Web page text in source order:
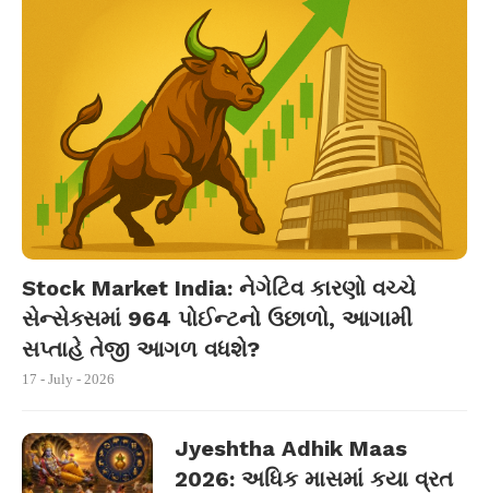
Stock Market India: નેગેટિવ કારણો વચ્ચે
સેન્સેક્સમાં 964 પોઈન્ટનો ઉછાળો, આગામી
સપ્તાહે તેજી આગળ વધશે?
17 - July - 2026
Jyeshtha Adhik Maas
2026: અધિક માસમાં કયા વ્રત